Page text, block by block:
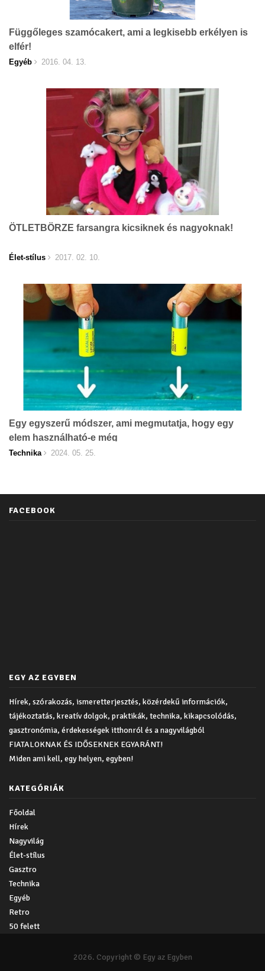
Függőleges szamócakert, ami a legkisebb erkélyen is
elfér!
Egyéb 2016. 04. 13.
ÖTLETBÖRZE farsangra kicsiknek és nagyoknak!
Élet-stílus 2017. 02. 10.
Egy egyszerű módszer, ami megmutatja, hogy egy
elem használható-e még
Technika 2024. 05. 25.
FACEBOOK
EGY AZ EGYBEN
Hírek, szórakozás, ismeretterjesztés, közérdekű információk,
tájékoztatás, kreatív dolgok, praktikák, technika, kikapcsolódás,
gasztronómia, érdekességek itthonról és a nagyvilágból
FIATALOKNAK ÉS IDŐSEKNEK EGYARÁNT!
Miden ami kell, egy helyen, egyben!
KATEGÓRIÁK
Főoldal
Hírek
Nagyvilág
Élet-stílus
Gasztro
Technika
Egyéb
Retro
50 felett
2026. Copyright © Egy az Egyben